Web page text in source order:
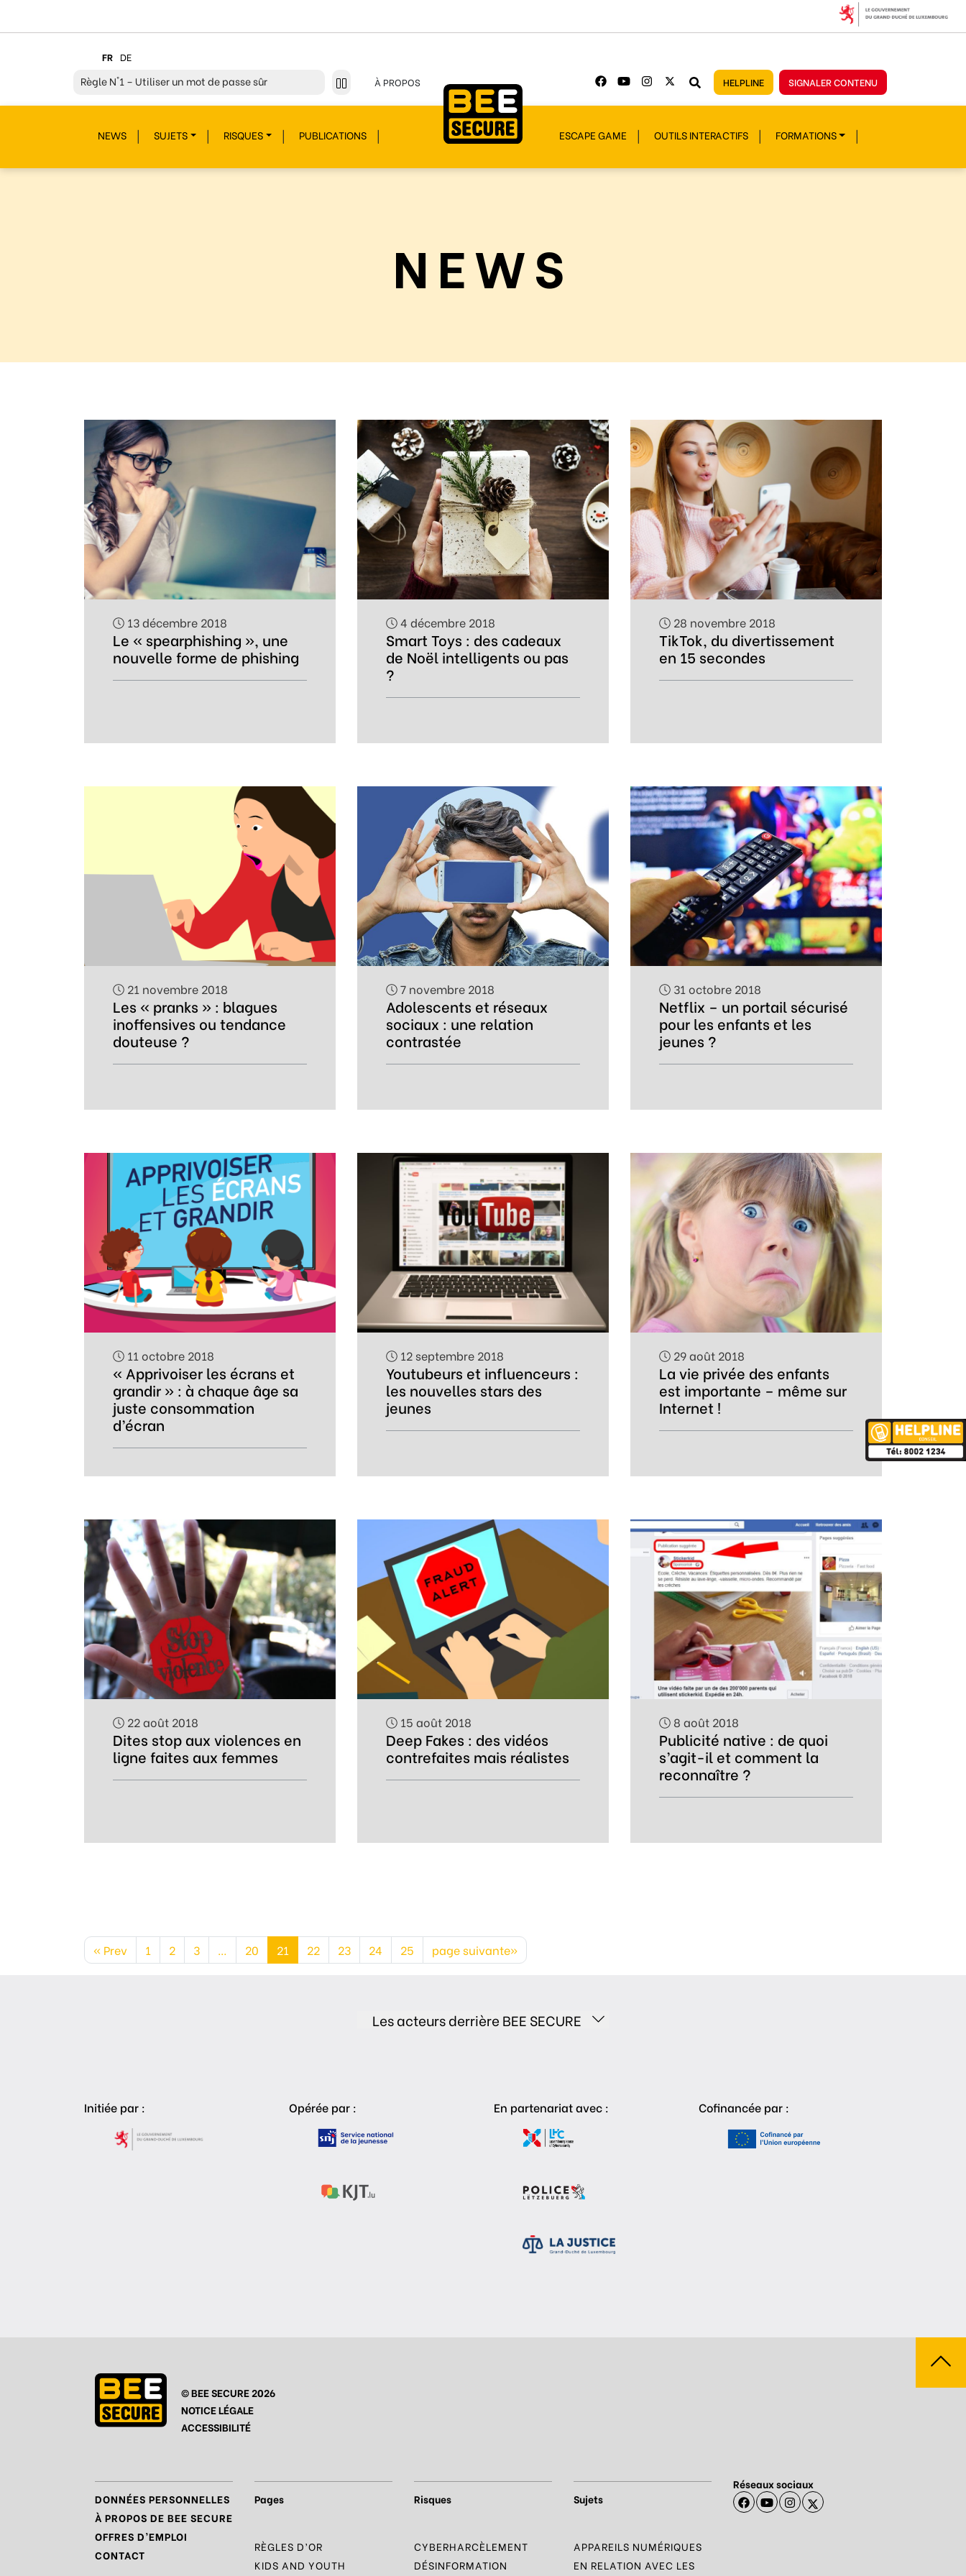
FR DE
RègleN°2 – Réfléchir avant de cliquer !
RègleN°3 – Réfléchir à ce que l’on publie
RègleN°4 – Respecter les autres
RègleN°5 – Se protéger du piratage
À PROPOS HELPLINE SIGNALER CONTENU
NEWS SUJETS RISQUES PUBLICATIONS ESCAPE GAME OUTILS INTERACTIFS FORMATIONS
NEWS
13 décembre 2018
Le « spearphishing », une
nouvelle forme de phishing
4 décembre 2018
Smart Toys : des cadeaux
de Noël intelligents ou pas
?
28 novembre 2018
TikTok, du divertissement
en 15 secondes
21 novembre 2018
Les « pranks » : blagues
inoffensives ou tendance
douteuse ?
7 novembre 2018
Adolescents et réseaux
sociaux : une relation
contrastée
31 octobre 2018
Netflix – un portail sécurisé
pour les enfants et les
jeunes ?
11 octobre 2018
« Apprivoiser les écrans et
grandir » : à chaque âge sa
juste consommation
d’écran
12 septembre 2018
Youtubeurs et influenceurs :
les nouvelles stars des
jeunes
29 août 2018
La vie privée des enfants
est importante – même sur
Internet !
22 août 2018
Dites stop aux violences en
ligne faites aux femmes
15 août 2018
Deep Fakes : des vidéos
contrefaites mais réalistes
8 août 2018
Publicité native : de quoi
s’agit-il et comment la
reconnaître ?
« Prev 1 2 3 … 20 21 22 23 24 25 page suivante»
Les acteurs derrière BEE SECURE
Initiée par : Opérée par : En partenariat avec : Cofinancée par :
© BEE SECURE 2026
NOTICE LÉGALE
ACCESSIBILITÉ
DONNÉES PERSONNELLES
À PROPOS DE BEE SECURE
OFFRES D’EMPLOI
CONTACT
Pages
RÈGLES D’OR
KIDS AND YOUTH
Risques
CYBERHARCÈLEMENT
DÉSINFORMATION
Sujets
APPAREILS NUMÉRIQUES
EN RELATION AVEC LES
Réseaux sociaux